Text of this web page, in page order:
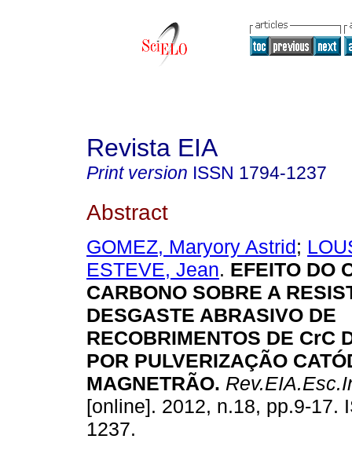
Revista EIA
Print version ISSN 1794-1237
Abstract
GOMEZ, Maryory Astrid;
ESTEVE, Jean. EFEITO DO
CARBONO SOBRE A
DESGASTE ABRASIVO DE
RECOBRIMENTOS DE CrC
POR PULVERIZAÇÃO
MAGNETRÃO.
[online]. 2012, n.18, pp.9-17.
1237.